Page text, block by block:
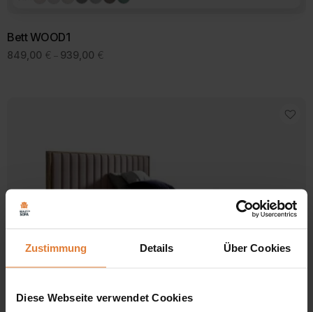
Zustimmung Details Über Cookies
Diese Webseite verwendet Cookies
Bett WOOD1
849,00 € – 939,00 €